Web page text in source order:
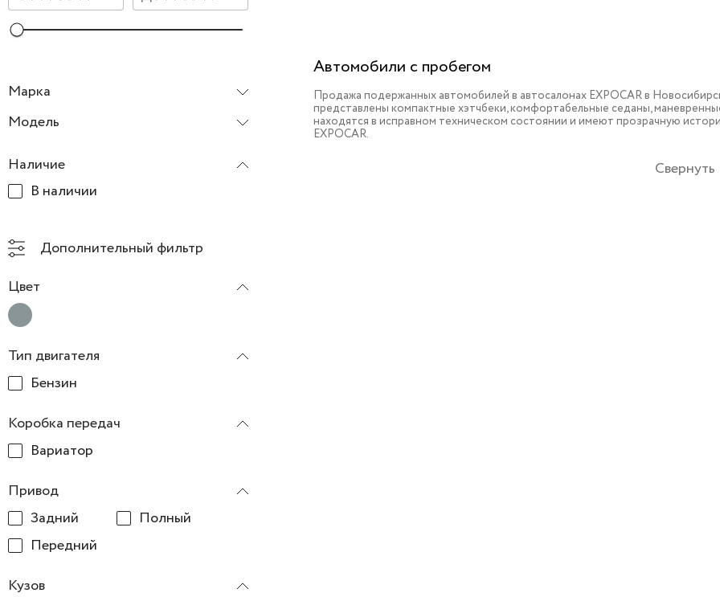
Марка
Модель
Наличие
В наличии
Дополнительный фильтр
Цвет
Тип двигателя
Бензин
Коробка передач
Вариатор
Привод
Задний
Полный
Передний
Кузов
Автомобили с пробегом
Продажа подержанных автомобилей в автосалонах EXPOCAR в
представлены компактные хэтчбеки, комфортабельные седаны,
находятся в исправном техническом состоянии и имеют прозрачную
EXPOCAR.
Свернуть